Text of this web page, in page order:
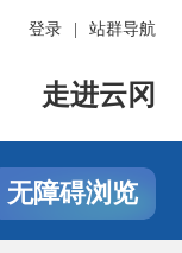
登录 站群导航
走进云冈
无障碍浏览